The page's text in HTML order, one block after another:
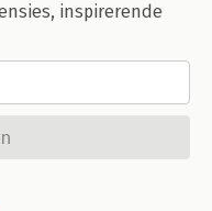
inspirerende